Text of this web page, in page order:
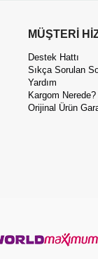
MÜŞTERİ
Destek Hattı
Sıkça Sorulan
Yardım
Kargom Nerede?
Orijinal Ürün